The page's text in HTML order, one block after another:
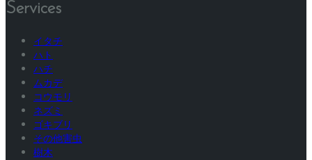
Services
イタチ
ハト
ハチ
ムカデ
コウモリ
ネズミ
ゴキブリ
その他害虫
樹木